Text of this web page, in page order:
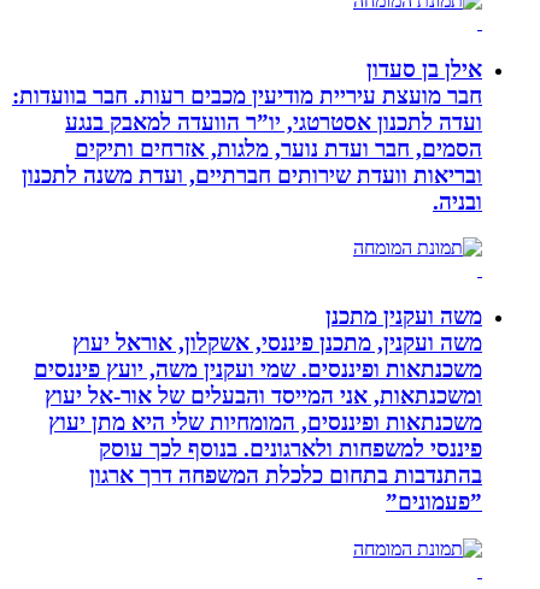
אילן בן סעדון
חבר מועצת עיריית מודיעין מכבים רעות. חבר בוועדות:
ועדה לתכנון אסטרטגי, יו”ר הוועדה למאבק בנגע
הסמים, חבר ועדת נוער, מלגות, אזרחים ותיקים
ובריאות וועדת שירותים חברתיים, ועדת משנה לתכנון
ובניה.
משה ועקנין מתכנן
משה ועקנין, מתכנן פיננסי, אשקלון, אוראל יעוץ
משכנתאות ופיננסים. שמי ועקנין משה, יועץ פיננסים
ומשכנתאות, אני המייסד והבעלים של אור-אל יעוץ
משכנתאות ופיננסים, המומחיות שלי היא מתן יעוץ
פיננסי למשפחות ולארגונים. בנוסף לכך עוסק
בהתנדבות בתחום כלכלת המשפחה דרך ארגון
”פעמונים”